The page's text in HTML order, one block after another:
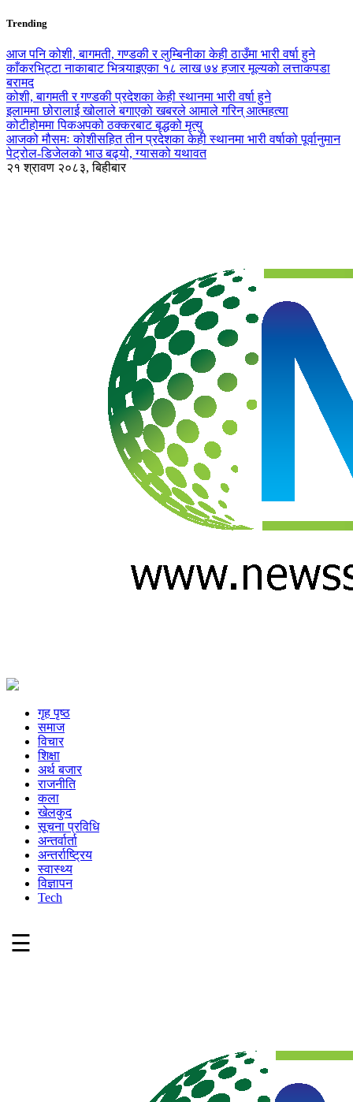
Trending
आज पनि कोशी, बागमती, गण्डकी र लुम्बिनीका केही ठाउँमा भारी वर्षा हुने
काँकरभिट्टा नाकाबाट भित्र्याइएका १८ लाख ७४ हजार मूल्यकाे लत्ताकपडा
बरामद
कोशी, बागमती र गण्डकी प्रदेशका केही स्थानमा भारी वर्षा हुने
इलाममा छोरालाई खोलाले बगाएकाे खबरले आमाले गरिन् आत्महत्या
कोटीहोममा पिकअपको ठक्करबाट बृद्धको मृत्यु
आजको मौसमः कोशीसहित तीन प्रदेशका केही स्थानमा भारी वर्षाको पूर्वानुमान
पेट्रोल-डिजेलको भाउ बढ्यो, ग्यासको यथावत
२१ श्रावण २०८३, बिहीबार
गृह पृष्ठ
समाज
विचार
शिक्षा
अर्थ बजार
राजनीति
कला
खेलकुद
सूचना प्रविधि
अन्तर्वार्ता
अन्तर्राष्ट्रिय
स्वास्थ्य
विज्ञापन
Tech
☰